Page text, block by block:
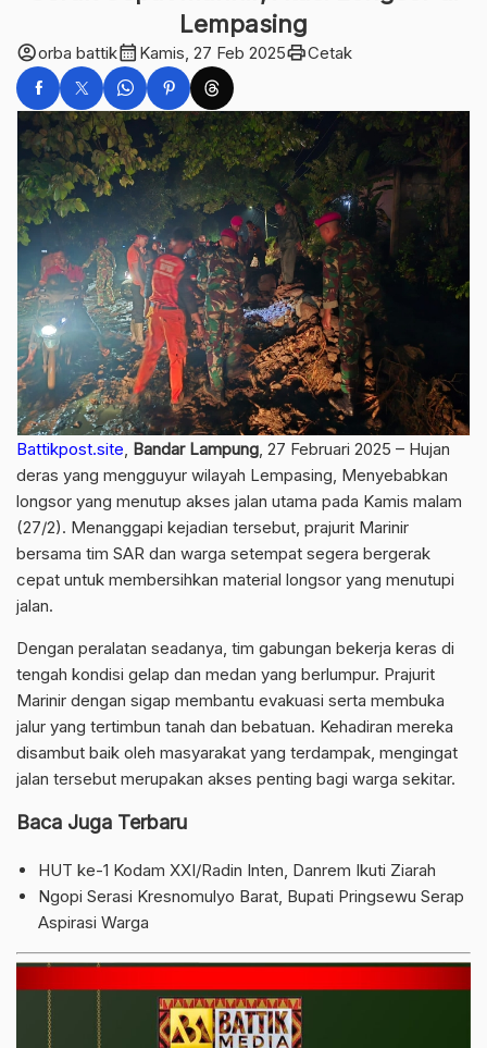
Lempasing
account_circleorba battikcalendar_month Kamis, 27 Feb 2025printCetak
Battikpost.site Bandar Lampung , 27 Februari 2025 – Hujan
deras yang mengguyur wilayah Lempasing, Menyebabkan
longsor yang menutup akses jalan utama pada Kamis malam
(27/2). Menanggapi kejadian tersebut, prajurit Marinir
bersama tim SAR dan warga setempat segera bergerak
cepat untuk membersihkan material longsor yang menutupi
jalan.
Dengan peralatan seadanya, tim gabungan bekerja keras di
tengah kondisi gelap dan medan yang berlumpur. Prajurit
Marinir dengan sigap membantu evakuasi serta membuka
jalur yang tertimbun tanah dan bebatuan. Kehadiran mereka
disambut baik oleh masyarakat yang terdampak, mengingat
jalan tersebut merupakan akses penting bagi warga sekitar.
Baca Juga Terbaru
HUT ke-1 Kodam XXI/Radin Inten, Danrem Ikuti Ziarah
Ngopi Serasi Kresnomulyo Barat, Bupati Pringsewu Serap
Aspirasi Warga